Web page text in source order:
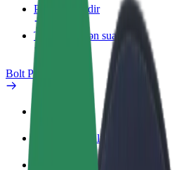
Problemi bildir
Tez-tez verilən suallar
Bolt Plus
Necə qoşulmalı?